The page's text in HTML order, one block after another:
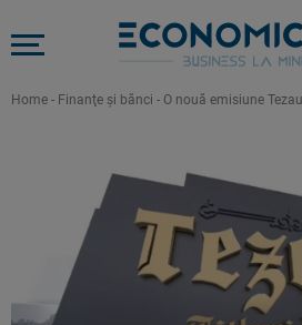
Home - Finanţe şi bănci - O nouă emisiune